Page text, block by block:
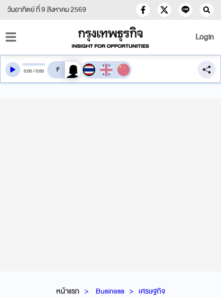
วันอาทิตย์ ที่ 9 สิงหาคม 2569
Login
หน้าแรก Business เศรษฐกิจ
0:00/0:00 สลับเสียงอ่าน